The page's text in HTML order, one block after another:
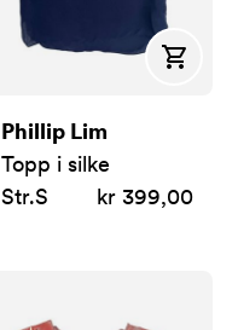
Kjøp
Phillip Lim
Topp i silke
Str.S kr 399,00